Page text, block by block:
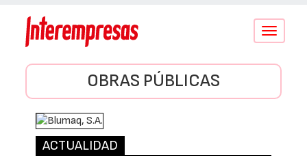
Conmutar
OBRAS PÚBLICAS
ACTUALIDAD